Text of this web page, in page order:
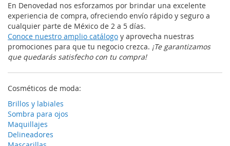
En Denovedad nos esforzamos por brindar una excelente
experiencia de compra, ofreciendo envío rápido y seguro a
cualquier parte de México de 2 a 5 días.
Conoce nuestro amplio catálogo y aprovecha nuestras
promociones para que tu negocio crezca. ¡Te garantizamos
que quedarás satisfecho con tu compra!
Cosméticos de moda:
Brillos y labiales
Sombra para ojos
Maquillajes
Delineadores